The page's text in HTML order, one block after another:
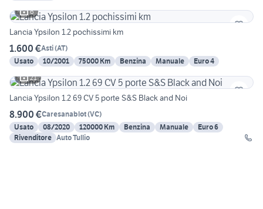
6
Lancia Ypsilon 1.2 pochissimi km
1.600 €Asti(AT)
Usato
10/2001 75000 Km Benzina Manuale
Euro 4
21
Lancia Ypsilon 1.2 69 CV 5 porte S&S Black and Noi
8.900 €Caresanablot(VC)
Usato
08/2020 120000 Km Benzina Manuale
Euro 6
Rivenditore Auto Tullio